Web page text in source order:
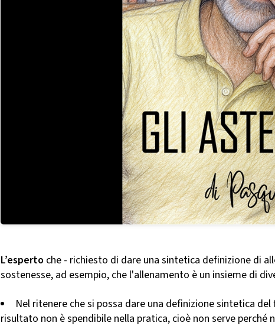
L’esperto che - richiesto di dare una sintetica definizione di
sostenesse, ad esempio, che l'allenamento è un insieme di
Nel ritenere che si possa dare una definizione sintetica
risultato non è spendibile nella pratica, cioè non serve perché